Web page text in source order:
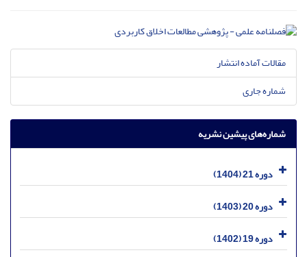
مقالات آماده انتشار
شماره جاری
شماره‌های پیشین نشریه
دوره 21 (1404)
دوره 20 (1403)
دوره 19 (1402)